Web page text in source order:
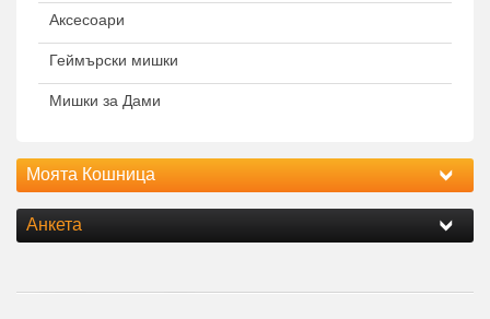
Аксесоари
Геймърски мишки
Мишки за Дами
Моята Кошница
Анкета